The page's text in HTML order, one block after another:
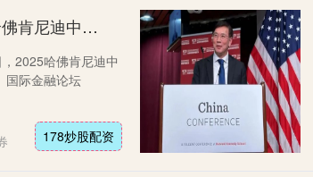
178炒股配资 温肯荣誉教授林建海在2025哈佛肯尼迪中国论坛发表演讲，倡导全球合作
2025哈佛肯尼迪中
国际金融论坛
178炒股配资